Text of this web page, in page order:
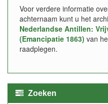
Voor verdere informatie
achternaam kunt u het
Nederlandse Antillen:
(Emancipatie 1863) van
raadplegen.
Zoeken